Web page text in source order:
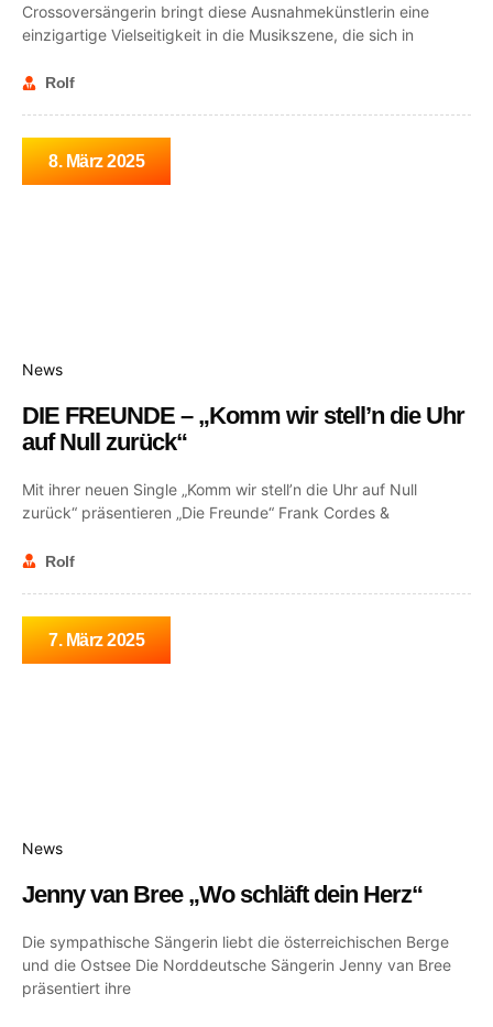
Crossoversängerin bringt diese Ausnahmekünstlerin eine
einzigartige Vielseitigkeit in die Musikszene, die sich in
Rolf
8. März 2025
News
DIE FREUNDE – „Komm wir stell’n die Uhr
auf Null zurück“
Mit ihrer neuen Single „Komm wir stell’n die Uhr auf Null
zurück“ präsentieren „Die Freunde“ Frank Cordes &
Rolf
7. März 2025
News
Jenny van Bree „Wo schläft dein Herz“
Die sympathische Sängerin liebt die österreichischen Berge
und die Ostsee Die Norddeutsche Sängerin Jenny van Bree
präsentiert ihre